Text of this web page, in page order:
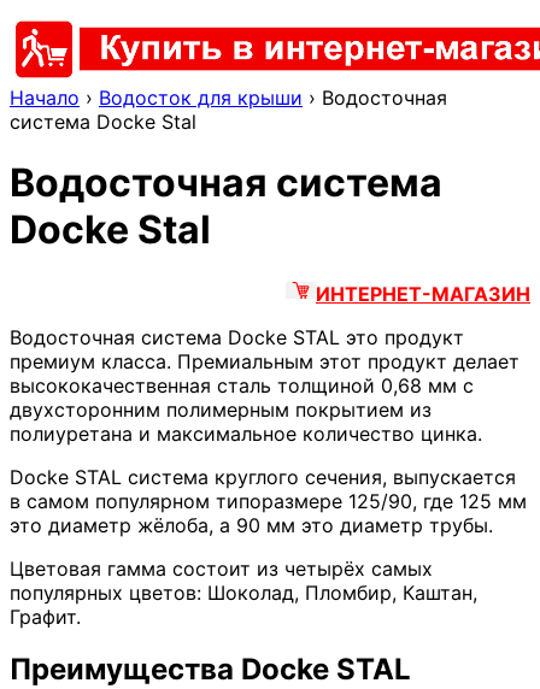
Начало › Водосток для крыши › Водосточная
система Docke Stal
Водосточная система
Docke Stal
ИНТЕРНЕТ-МАГАЗИН
Водосточная система Docke STAL это продукт
премиум класса. Премиальным этот продукт делает
высококачественная сталь толщиной 0,68 мм с
двухсторонним полимерным покрытием из
полиуретана и максимальное количество цинка.
Docke STAL система круглого сечения, выпускается
в самом популярном типоразмере 125/90, где 125 мм
это диаметр жёлоба, а 90 мм это диаметр трубы.
Цветовая гамма состоит из четырёх самых
популярных цветов: Шоколад, Пломбир, Каштан,
Графит.
Преимущества Docke STAL